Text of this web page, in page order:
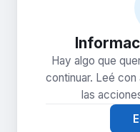
Hay algo que
continuar. Leé
las